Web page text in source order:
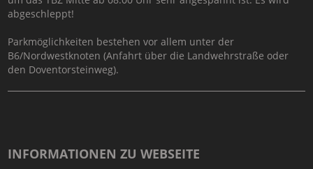
abgeschleppt!
Parkmöglichkeiten bestehen vor allem unter der
B6/Nordwestknoten (Anfahrt über die Landwehrstraße oder
den Doventorsteinweg).
INFORMATIONEN ZU WEBSEITE